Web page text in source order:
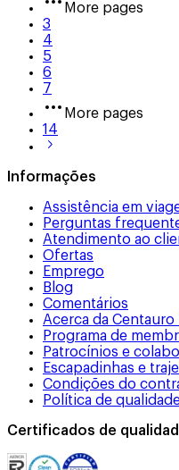
More pages
3
4
5
6
7
More pages
14
Informações
Assistência em
Perguntas
Atendimento ao
Ofertas
Emprego
Blog
Comentários
Acerca da Centauro
Programa de
Patrocínios e
Escapadinhas e
Condições do
Política de
Certificados de